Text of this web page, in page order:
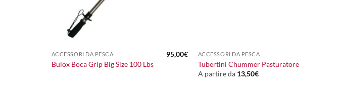
ACCESSORI DA PESCA
Bulox Boca Grip Big Size 100 Lbs
95,00€ ACCESSORI DA PESCA
Tubertini Chummer Pasturatore
A partire da 13,50€